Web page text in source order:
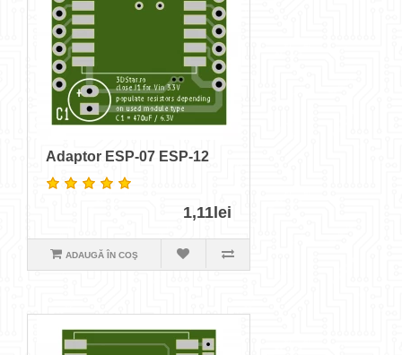
Adaptor ESP-07 ESP-12
1,11lei
ADAUGĂ ÎN COŞ